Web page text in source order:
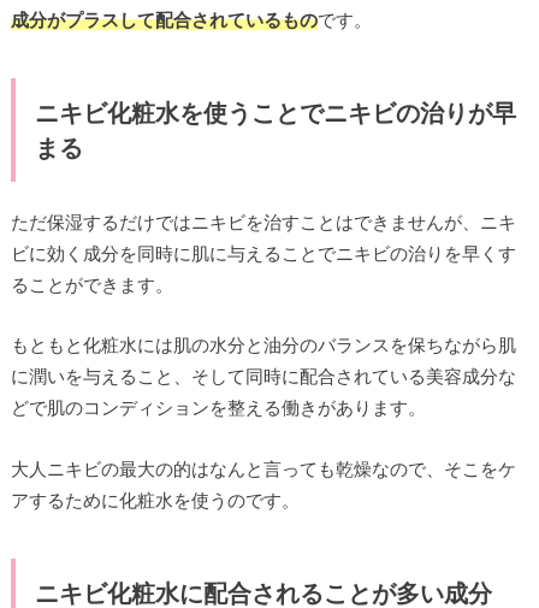
成分がプラスして配合されているものです。
ニキビ化粧水を使うことでニキビの治りが早
まる
ただ保湿するだけではニキビを治すことはできませんが、ニキ
ビに効く成分を同時に肌に与えることでニキビの治りを早くす
ることができます。
もともと化粧水には肌の水分と油分のバランスを保ちながら肌
に潤いを与えること、そして同時に配合されている美容成分な
どで肌のコンディションを整える働きがあります。
大人ニキビの最大の的はなんと言っても乾燥なので、そこをケ
アするために化粧水を使うのです。
ニキビ化粧水に配合されることが多い成分